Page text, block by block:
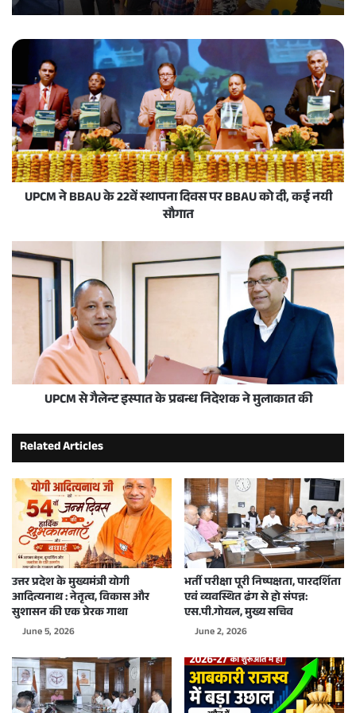
UPCM ने BBAU के 22वें स्थापना दिवस पर BBAU को दी, कई नयी
सौगात
UPCM से गैलेन्ट इस्पात के प्रबन्ध निदेशक ने मुलाकात की
Related Articles
उत्तर प्रदेश के मुख्यमंत्री योगी
आदित्यनाथ : नेतृत्व, विकास और
सुशासन की एक प्रेरक गाथा
June 5, 2026
भर्ती परीक्षा पूरी निष्पक्षता, पारदर्शिता
एवं व्यवस्थित ढंग से हो संपन्न:
एस.पी.गोयल, मुख्य सचिव
June 2, 2026